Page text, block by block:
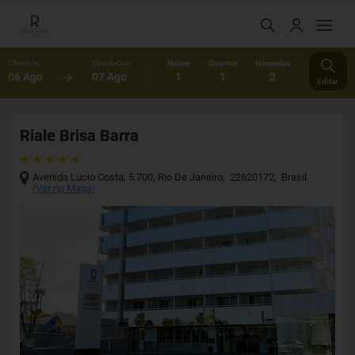
Check-In
06 Ago
Check-Out
07 Ago
Noites
1
Quartos
1
Hóspedes
2 Editar
Riale Brisa Barra
Avenida Lucio Costa, 5.700, Rio De Janeiro, 22620172, Brasil
(Ver no Mapa)